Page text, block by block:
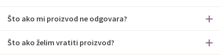
Što ako mi proizvod ne odgovara?
Što ako želim vratiti proizvod?